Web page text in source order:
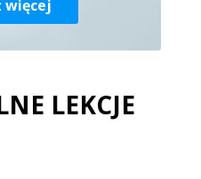
więcej
LEKCJE